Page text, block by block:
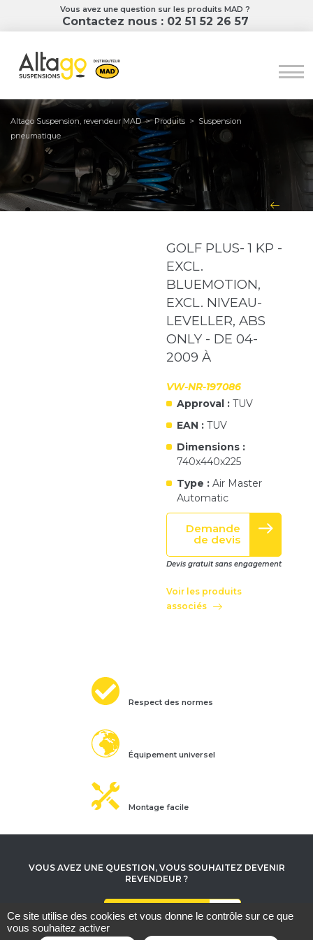
Vous avez une question sur les produits MAD ?
Contactez nous : 02 51 52 26 57
Altago Suspension, revendeur MAD> Produits > Suspension
pneumatique
GOLF PLUS- 1 KP -
EXCL.
BLUEMOTION,
EXCL. NIVEAU-
LEVELLER, ABS
ONLY - DE 04-
2009 À
VW-NR-197086
Approval :TUV
EAN :TUV
Dimensions :
740x440x225
Type :Air Master
Automatic
Demande
de devis
Devis gratuit sans engagement
Voir les produits
associés
Respect des normes
Équipement universel
Montage facile
VOUS AVEZ UNE QUESTION, VOUS SOUHAITEZ DEVENIR
REVENDEUR ?
Contactez-nous
Ce site utilise des cookies et vous donne le contrôle sur ce que
vous souhaitez activer